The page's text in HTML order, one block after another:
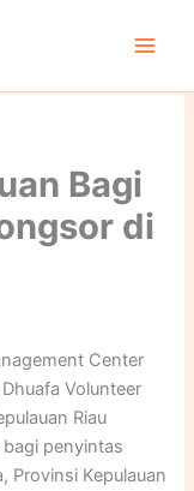
Bagi
di
Center
Volunteer
Riau
penyintas
Provinsi Kepulauan